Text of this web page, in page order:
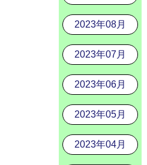
2023年08月
2023年07月
2023年06月
2023年05月
2023年04月